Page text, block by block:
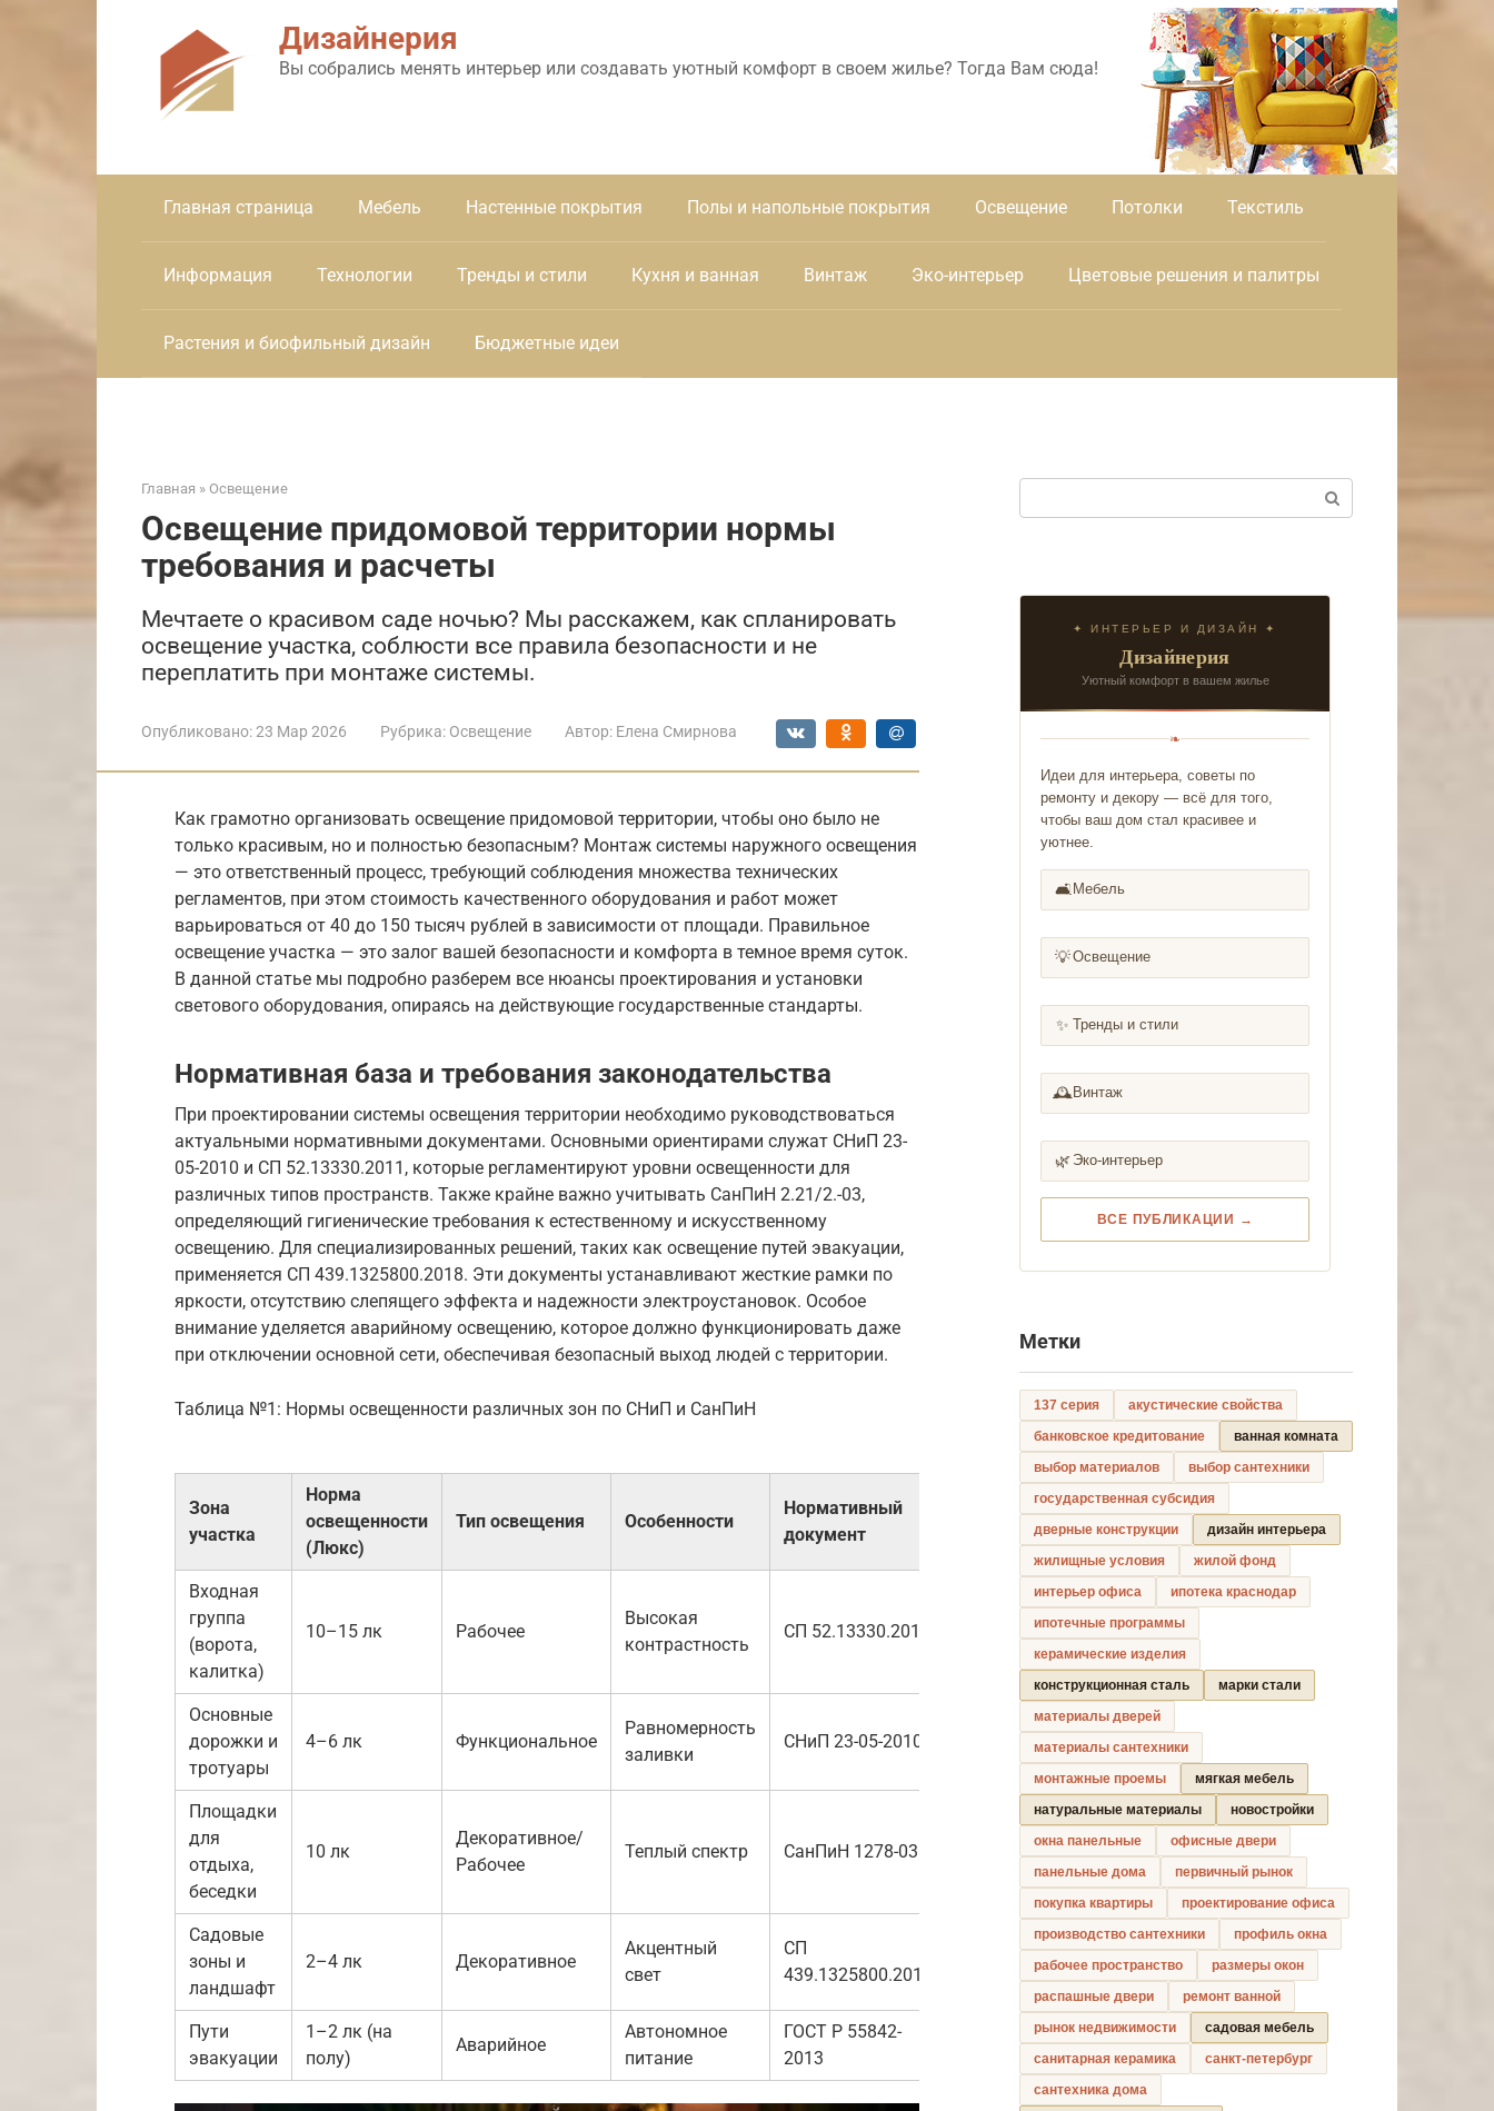
Дизайнерия
Вы собрались менять интерьер или создавать уютный комфорт в своем жилье? Тогда Вам сюда!
Главная страница Мебель Настенные покрытия Полы и напольные покрытия Освещение Потолки Текстиль
Информация Технологии Тренды и стили Кухня и ванная Винтаж Эко-интерьер Цветовые решения и палитры
Растения и биофильный дизайн Бюджетные идеи
Главная » Освещение
Освещение придомовой территории нормы
требования и расчеты
Мечтаете о красивом саде ночью? Мы расскажем, как спланировать
освещение участка, соблюсти все правила безопасности и не
переплатить при монтаже системы.
Опубликовано:23 Мар 2026 Рубрика: Освещение Автор: Елена Смирнова
Как грамотно организовать освещение придомовой территории, чтобы оно было не
только красивым, но и полностью безопасным? Монтаж системы наружного освещения
— это ответственный процесс, требующий соблюдения множества технических
регламентов, при этом стоимость качественного оборудования и работ может
варьироваться от 40 до 150 тысяч рублей в зависимости от площади. Правильное
освещение участка — это залог вашей безопасности и комфорта в темное время суток.
В данной статье мы подробно разберем все нюансы проектирования и установки
светового оборудования, опираясь на действующие государственные стандарты.
Нормативная база и требования законодательства
При проектировании системы освещения территории необходимо руководствоваться
актуальными нормативными документами. Основными ориентирами служат СНиП 23-
05-2010 и СП 52.13330.2011, которые регламентируют уровни освещенности для
различных типов пространств. Также крайне важно учитывать СанПиН 2.21/2.-03,
определяющий гигиенические требования к естественному и искусственному
освещению. Для специализированных решений, таких как освещение путей эвакуации,
применяется СП 439.1325800.2018. Эти документы устанавливают жесткие рамки по
яркости, отсутствию слепящего эффекта и надежности электроустановок. Особое
внимание уделяется аварийному освещению, которое должно функционировать даже
при отключении основной сети, обеспечивая безопасный выход людей с территории.
Таблица №1: Нормы освещенности различных зон по СНиП и СанПиН
Зона
участка
Норма
освещенности
(Люкс)
Тип освещения Особенности
Нормативный
документ
Входная
группа
(ворота,
калитка)
10–15 лк Рабочее
Высокая
контрастность
СП 52.13330.2011
Основные
дорожки и
тротуары
4–6 лк Функциональное
Равномерность
заливки
СНиП 23-05-2010
Площадки
для
отдыха,
беседки
10 лк
Декоративное/
Рабочее
Теплый спектр СанПиН 1278-03
Садовые
зоны и
ландшафт
2–4 лк Декоративное
Акцентный
свет
СП
439.1325800.2018
Пути
эвакуации
1–2 лк (на
полу)
Аварийное
Автономное
питание
ГОСТ Р 55842-
2013
✦ ИНТЕРЬЕР И ДИЗАЙН ✦
Дизайнерия
Уютный комфорт в вашем жилье
❧
Идеи для интерьера, советы по
ремонту и декору — всё для того,
чтобы ваш дом стал красивее и
уютнее.
🛋️ Мебель
💡Освещение
✨ Тренды и стили
🕰️ Винтаж
🌿 Эко-интерьер
ВСЕ ПУБЛИКАЦИИ →
Метки
137 серия
акустические свойства
банковское кредитование
ванная комната
выбор материалов
выбор сантехники
государственная субсидия
дверные конструкции
дизайн интерьера
жилищные условия
жилой фонд
интерьер офиса
ипотека краснодар
ипотечные программы
керамические изделия
конструкционная сталь
марки стали
материалы дверей
материалы сантехники
монтажные проемы
мягкая мебель
натуральные материалы
новостройки
окна панельные
офисные двери
панельные дома
первичный рынок
покупка квартиры
проектирование офиса
производство сантехники
профиль окна
рабочее пространство
размеры окон
распашные двери
ремонт ванной
рынок недвижимости
садовая мебель
санитарная керамика
санкт-петербург
сантехника дома